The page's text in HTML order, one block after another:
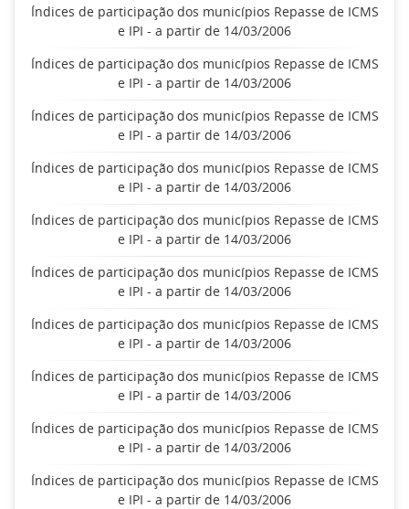
Índices de participação dos municípios Repasse de ICMS
e IPI - a partir de 14/03/2006
Índices de participação dos municípios Repasse de ICMS
e IPI - a partir de 14/03/2006
Índices de participação dos municípios Repasse de ICMS
e IPI - a partir de 14/03/2006
Índices de participação dos municípios Repasse de ICMS
e IPI - a partir de 14/03/2006
Índices de participação dos municípios Repasse de ICMS
e IPI - a partir de 14/03/2006
Índices de participação dos municípios Repasse de ICMS
e IPI - a partir de 14/03/2006
Índices de participação dos municípios Repasse de ICMS
e IPI - a partir de 14/03/2006
Índices de participação dos municípios Repasse de ICMS
e IPI - a partir de 14/03/2006
Índices de participação dos municípios Repasse de ICMS
e IPI - a partir de 14/03/2006
Índices de participação dos municípios Repasse de ICMS
e IPI - a partir de 14/03/2006